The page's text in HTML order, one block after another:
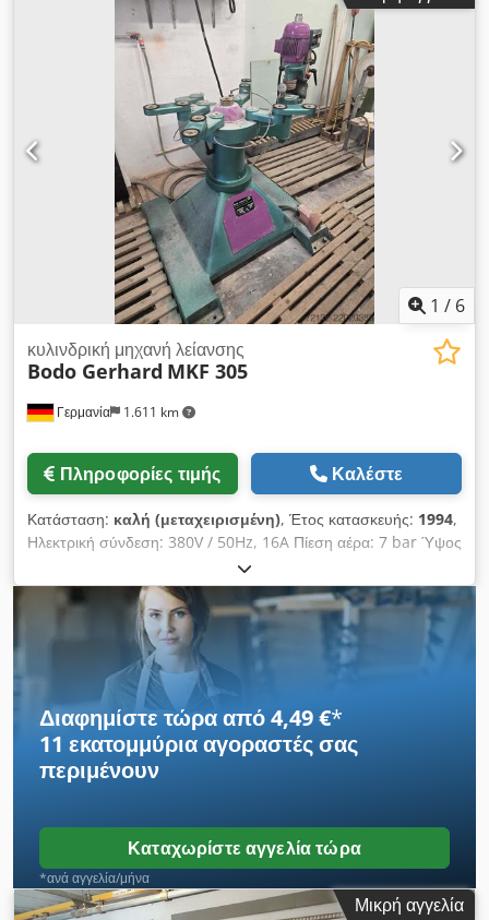
1 / 6
Γερμανία 1.611 km
κυλινδρική μηχανή λείανσης
Bodo Gerhard MKF 305
Πληροφορίες τιμής Καλέστε
Κατάσταση: καλή (μεταχειρισμένη), Έτος κατασκευής: 1994,
Ηλεκτρική σύνδεση: 380V / 50Hz, 16A Πίεση αέρα: 7 bar Ύψος
εργασίας: 1005 mm Πλάτος: 1300 mm Ύψος: 1500 mm
Βάθος: 1200 mm Cedpfjzaak Ujx Ap Ierf Βάρος: περ. 300
κιλά Κατάσταση: καλή, μεταχειρισμένη
Διαφημίστε τώρα από 4,49 €*
11 εκατομμύρια αγοραστέςσας
περιμένουν
Καταχωρίστε αγγελία τώρα
*ανά αγγελία/μήνα
Μικρή αγγελία